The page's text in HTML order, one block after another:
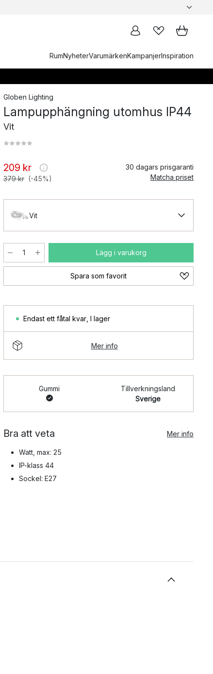
RumNyheterVarumärkenKampanjerInspiration
Globen Lighting
Lampupphängning utomhus IP44
Vit
209 kr
379 kr (-45%)
30 dagars prisgaranti
Matcha priset
Vit
Lägg i varukorg
Spara som favorit
Endast ett fåtal kvar I lager
Mer info
Gummi
Tillverkningsland
Sverige
Bra att veta Mer info
Watt, max: 25
IP-klass 44
Sockel: E27